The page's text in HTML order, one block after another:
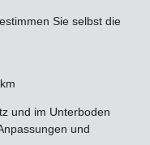
Sie selbst die
und im Unterboden
und